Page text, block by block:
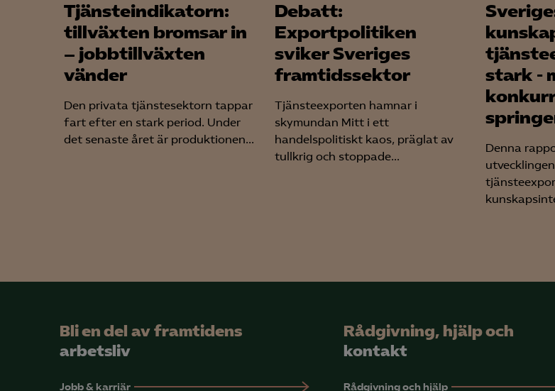
Tjänsteindikatorn:
tillväxten bromsar in
– jobbtillväxten
vänder
Den privata tjänstesektorn tappar
fart efter en stark period. Under
det senaste året är produktionen...
Debatt:
Exportpolitiken
sviker Sveriges
framtidssektor
Tjänsteexporten hamnar i
skymundan Mitt i ett
handelspolitiskt kaos, präglat av
tullkrig och stoppade...
stark -
Denna
Bli en del av framtidens
arbetsliv
Jobb & karriär
Rådgivning, hjälp och
kontakt
Rådgivning och hjälp